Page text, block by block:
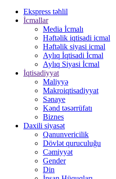
Ekspress təhlil
İcmallar
Media İcmalı
Həftəlik iqtisadi icmal
Həftəlik siyasi icmal
Aylıq İqtisadi İcmal
Aylıq Siyasi İcmal
İqtisadiyyat
Maliyyə
Makroiqtisadiyyat
Sənaye
Kənd təsərrüfatı
Biznes
Daxili siyasət
Qanunvericilik
Dövlət quruculuğu
Cəmiyyət
Gender
Din